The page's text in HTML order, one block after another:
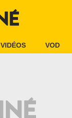
VIDÉOS VOD